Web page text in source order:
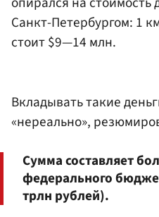
Санкт-Петербургом: 1
стоит $9—14 млн.
Вкладывать такие
«нереально»,
Сумма составляет
федерального
трлн рублей).